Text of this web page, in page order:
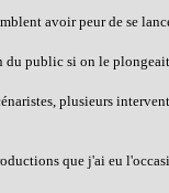
avoir peur de se
du public si on le
plusieurs
que j'ai eu